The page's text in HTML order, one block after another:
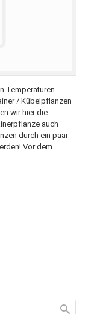
Temperaturen.
/ Kübelpflanzen
wir hier die
auch
durch ein paar
Vor dem